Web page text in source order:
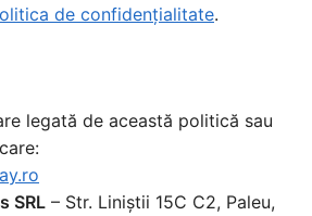
de confidențialitate.
legată de această politică sau
SRL – Str. Liniștii 15C C2, Paleu,